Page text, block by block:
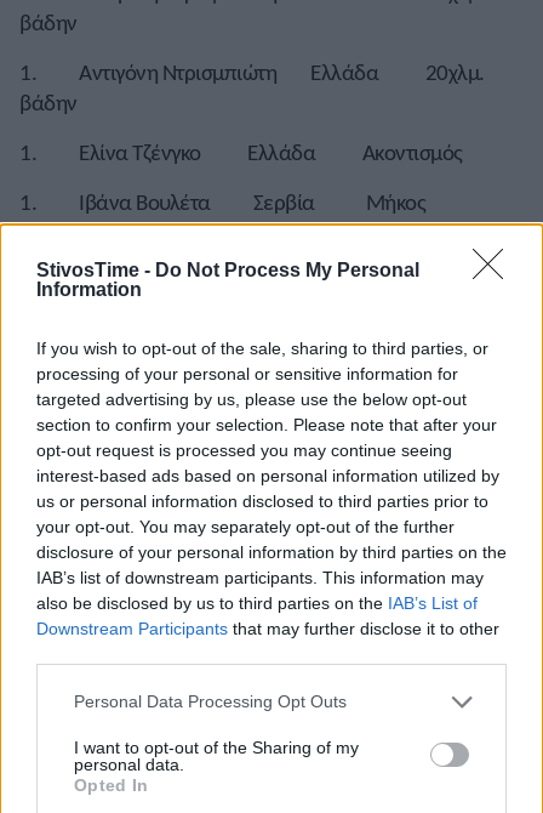
StivosTime - Do Not Process My Personal
Information
If you wish to opt-out of the sale, sharing to third parties, or
processing of your personal or sensitive information for
targeted advertising by us, please use the below opt-out
section to confirm your selection. Please note that after your
opt-out request is processed you may continue seeing
interest-based ads based on personal information utilized by
us or personal information disclosed to third parties prior to
your opt-out. You may separately opt-out of the further
disclosure of your personal information by third parties on the
IAB’s list of downstream participants. This information may
also be disclosed by us to third parties on the IAB’s List of
Downstream Participants that may further disclose it to other
Personal Data Processing Opt Outs
I want to opt-out of the Sharing of my
personal data.
Opted In
βάδην
1. Αντιγόνη Ντρισμπιώτη Ελλάδα 20χλμ.
βάδην
1. Ελίνα Τζένγκο Ελλάδα Ακοντισμός
1. Ιβάνα Βουλέτα Σερβία Μήκος
1. Μαρίνα Μπεκ- Ρόμαντσουκ Ουκρανία
Τριπλούν
1. Λουίζα Γκέγκα Αλβανία 3.000μ. στιπλ
1. Σάντρα Πέρκοβιτς Κροατία Δισκοβολία
1. Μπιάνκα Γκέλμπερ Ρουμανία Σφυροβολία
1. Γιασεμίν Τσαν Τουρκία 10.000μ.
2. Γιασεμίν Τσαν Τουρκία 5.000μ.
2. Κατερίνα Στεφανίδη Ελλάδα Επί κοντώ
2. Ματέα Παρλόφ Κόστρο Κροατία